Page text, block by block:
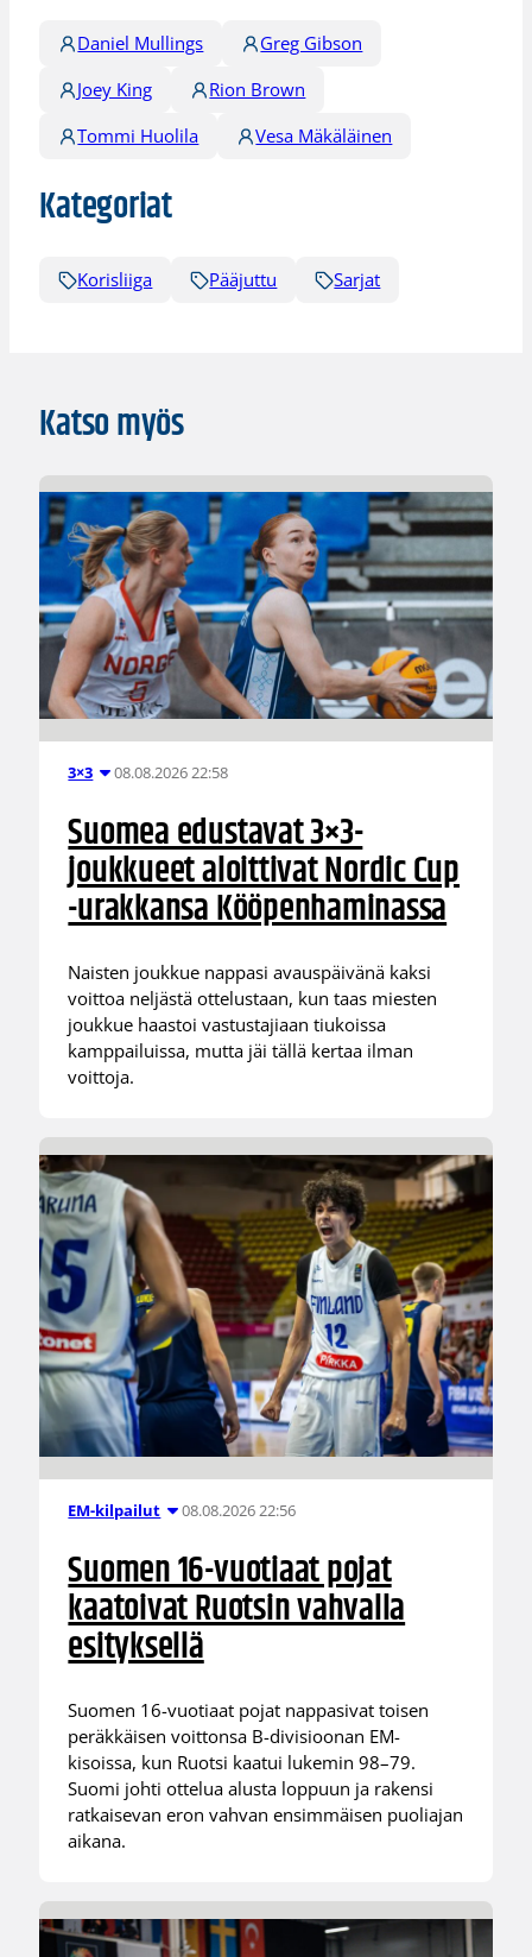
Daniel Mullings
Greg Gibson
Joey King
Rion Brown
Tommi Huolila
Vesa Mäkäläinen
Kategoriat
Korisliiga Pääjuttu Sarjat
Katso myös
3×3 08.08.2026 22:58
Suomea edustavat 3×3-
joukkueet aloittivat Nordic Cup
-urakkansa Kööpenhaminassa
Naisten joukkue nappasi avauspäivänä kaksi
voittoa neljästä ottelustaan, kun taas miesten
joukkue haastoi vastustajiaan tiukoissa
kamppailuissa, mutta jäi tällä kertaa ilman
voittoja.
EM-kilpailut 08.08.2026 22:56
Suomen 16-vuotiaat pojat
kaatoivat Ruotsin vahvalla
esityksellä
Suomen 16-vuotiaat pojat nappasivat toisen
peräkkäisen voittonsa B-divisioonan EM-
kisoissa, kun Ruotsi kaatui lukemin 98–79.
Suomi johti ottelua alusta loppuun ja rakensi
ratkaisevan eron vahvan ensimmäisen puoliajan
aikana.